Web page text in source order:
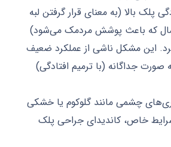
پلک بالا (به معنای قرار گرفتن لبه
که باعث پوشش مردمک می‌شود)
این مشکل ناشی از عملکرد ضعیف
جداگانه (با ترمیم افتادگی)
چشمی مانند گلوکوم یا خشکی
خاص، کاندیدای جراحی پلک